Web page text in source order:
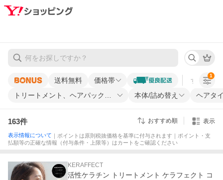
送料無料 価格帯 すべての条
トリートメント、ヘアパック種類 本体/詰め替え ヘアタ
1
163件 おすすめ順 表示
表示情報について ｜ポイントは原則税抜価格を基準に付与されます｜ポイント・支
払額等の正確な情報（付与条件・上限等）はカートをご確認ください
KERAFFECT
活性ケラチン トリートメント ケラフェクト コ